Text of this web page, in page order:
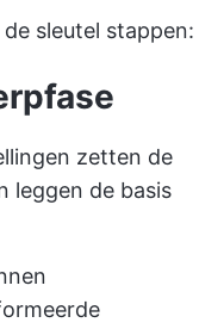
sleutel stappen:
zetten de
leggen de basis